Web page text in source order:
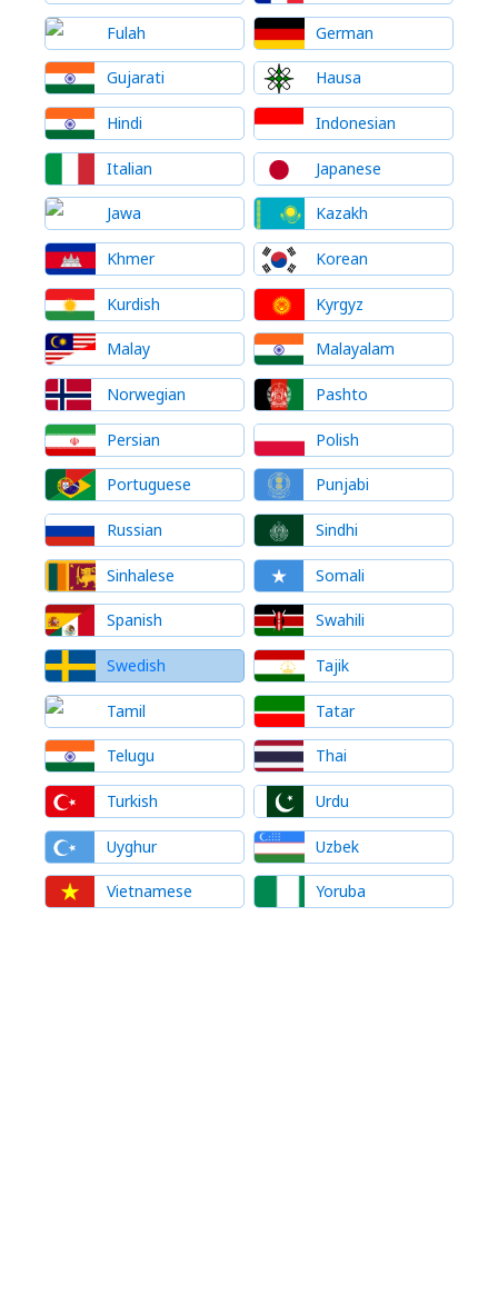
Fulah German
Gujarati Hausa
Hindi Indonesian
Italian Japanese
Jawa Kazakh
Khmer Korean
Kurdish Kyrgyz
Malay Malayalam
Norwegian Pashto
Persian Polish
Portuguese Punjabi
Russian Sindhi
Sinhalese Somali
Spanish Swahili
Swedish Tajik
Tamil Tatar
Telugu Thai
Turkish Urdu
Uyghur Uzbek
Vietnamese Yoruba